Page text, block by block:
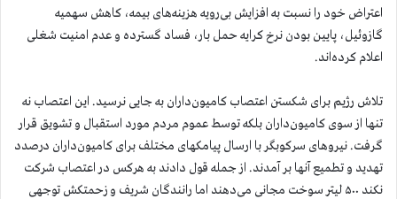
اعتراض خود را نسبت به افزایش بی‌رویه هزینه‌های بیمه، کاهش سهمیه
گازوئیل، پایین بودن نرخ کرایه حمل بار، فساد گسترده و عدم امنیت شغلی
اعلام کرده‌اند.
تلاش رژیم برای شکستن اعتصاب کامیون‌داران به جایی نرسید. این اعتصاب نه
تنها از سوی کامیون‌داران بلکه توسط عموم مردم مورد استقبال و تشویق قرار
گرفت. نیروهای سرکوبگر با ارسال پیامکهای مختلف برای کامیون‌داران درصدد
تهدید و تطمیع آنها بر آمدند. از جمله قول دادند به هرکس در اعتصاب شرکت
نکند ۵۰۰ لیتر سوخت مجانی می‌دهند اما رانندگان شریف و زحمتکش توجهی